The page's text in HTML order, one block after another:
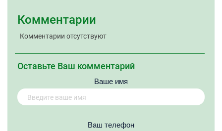
Комментарии
Комментарии отсутствуют
Оставьте Ваш комментарий
Ваше имя
Вaш телефон